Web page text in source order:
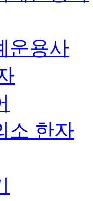
운용사
소 한자